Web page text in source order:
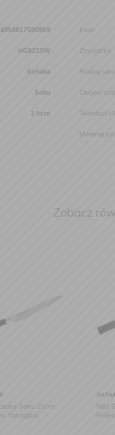
4956617600859
HG8233W
Satake
Saku
2 lata
Kolor
Zmywarka
Rodzaj
Długość
Twardość
Materiał
Zobacz
Nóż Satake Saku 18cm Air
Holes Szefa kuchni